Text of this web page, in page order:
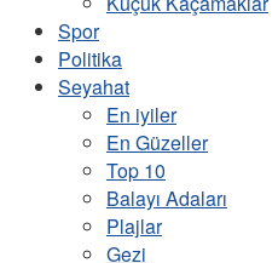
Spor
Politika
Seyahat
En iyiler
En Güzeller
Top 10
Balayı Adaları
Plajlar
Gezi